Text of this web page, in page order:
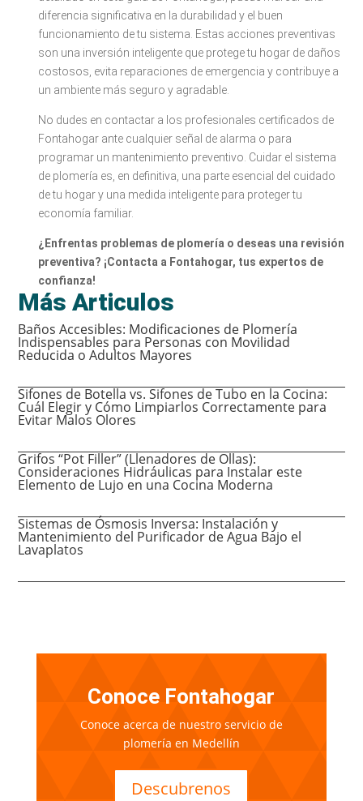
diferencia significativa en la durabilidad y el buen
funcionamiento de tu sistema. Estas acciones preventivas
son una inversión inteligente que protege tu hogar de daños
costosos, evita reparaciones de emergencia y contribuye a
un ambiente más seguro y agradable.
No dudes en contactar a los profesionales certificados de
Fontahogar ante cualquier señal de alarma o para
programar un mantenimiento preventivo. Cuidar el sistema
de plomería es, en definitiva, una parte esencial del cuidado
de tu hogar y una medida inteligente para proteger tu
economía familiar.
¿Enfrentas problemas de plomería o deseas una revisión
preventiva? ¡Contacta a Fontahogar, tus expertos de
confianza!
Más Articulos
Baños Accesibles: Modificaciones de Plomería
Indispensables para Personas con Movilidad
Reducida o Adultos Mayores
Sifones de Botella vs. Sifones de Tubo en la Cocina:
Cuál Elegir y Cómo Limpiarlos Correctamente para
Evitar Malos Olores
Grifos “Pot Filler” (Llenadores de Ollas):
Consideraciones Hidráulicas para Instalar este
Elemento de Lujo en una Cocina Moderna
Sistemas de Ósmosis Inversa: Instalación y
Mantenimiento del Purificador de Agua Bajo el
Lavaplatos
Conoce Fontahogar
Conoce acerca de nuestro servicio de
plomería en Medellín
Descubrenos